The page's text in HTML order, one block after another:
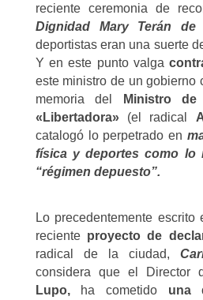
reciente ceremonia de
Dignidad Mary Terán de
deportistas eran una suerte
Y en este punto valga
este ministro de un gobierno
memoria del
Ministro
«Libertadora» (el radical
catalogó lo perpetrado en
física y deportes como lo
“régimen depuesto”.
Lo precedentemente escrito
recienteproyecto de
radical de la ciudad,
considera que el Director
Lupo,ha cometido una